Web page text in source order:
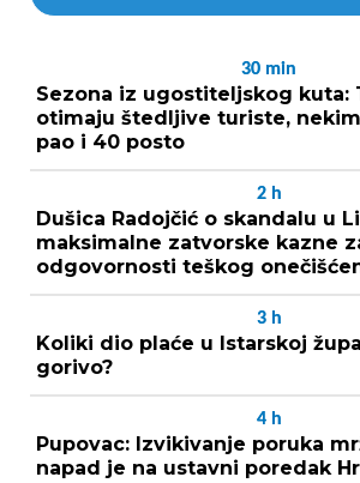
30 min
Sezona iz ugostiteljskog kuta:
otimaju štedljive turiste,
pao i 40 posto
2 h
Dušica Radojčić o skandalu u
maksimalne zatvorske kazne
odgovornosti teškog
3 h
Koliki dio plaće u Istarskoj
gorivo?
4 h
Pupovac: Izvikivanje poruka
napad je na ustavni poredak